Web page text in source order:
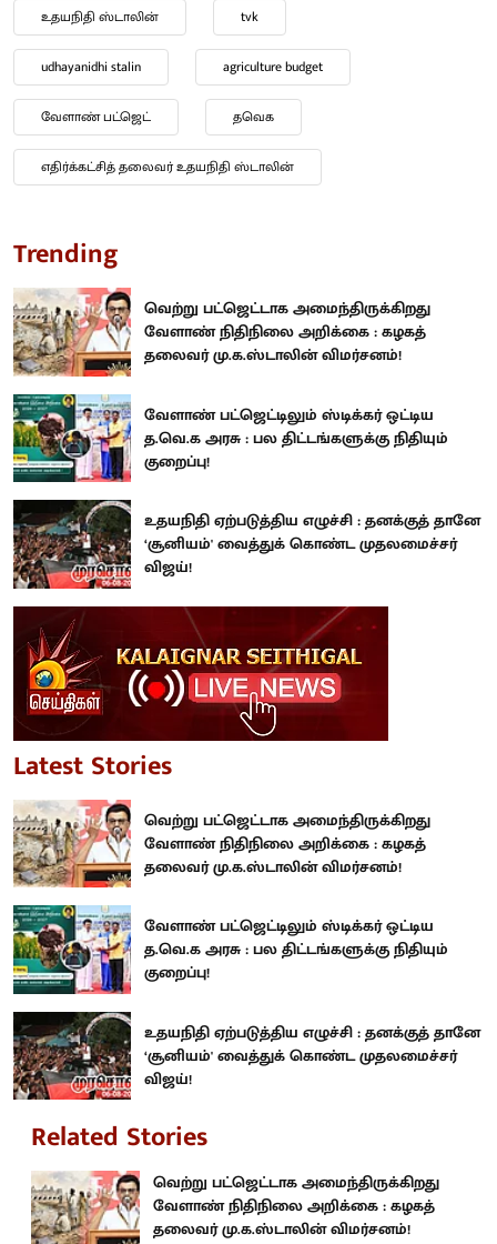
உதயநிதி ஸ்டாலின் tvk
udhayanidhi stalin agriculture budget
வேளாண் பட்ஜெட் தவெக
எதிர்க்கட்சித் தலைவர் உதயநிதி ஸ்டாலின்
Trending
வெற்று பட்ஜெட்டாக அமைந்திருக்கிறது
வேளாண் நிதிநிலை அறிக்கை : கழகத்
தலைவர் மு.க.ஸ்டாலின் விமர்சனம்!
வேளாண் பட்ஜெட்டிலும் ஸ்டிக்கர் ஒட்டிய
த.வெ.க அரசு : பல திட்டங்களுக்கு நிதியும்
குறைப்பு!
உதயநிதி ஏற்படுத்திய எழுச்சி : தனக்குத் தானே
‘சூனியம்' வைத்துக் கொண்ட முதலமைச்சர்
விஜய்!
Latest Stories
வெற்று பட்ஜெட்டாக அமைந்திருக்கிறது
வேளாண் நிதிநிலை அறிக்கை : கழகத்
தலைவர் மு.க.ஸ்டாலின் விமர்சனம்!
வேளாண் பட்ஜெட்டிலும் ஸ்டிக்கர் ஒட்டிய
த.வெ.க அரசு : பல திட்டங்களுக்கு நிதியும்
குறைப்பு!
உதயநிதி ஏற்படுத்திய எழுச்சி : தனக்குத் தானே
‘சூனியம்' வைத்துக் கொண்ட முதலமைச்சர்
விஜய்!
Related Stories
வெற்று பட்ஜெட்டாக அமைந்திருக்கிறது
வேளாண் நிதிநிலை அறிக்கை : கழகத்
தலைவர் மு.க.ஸ்டாலின் விமர்சனம்!